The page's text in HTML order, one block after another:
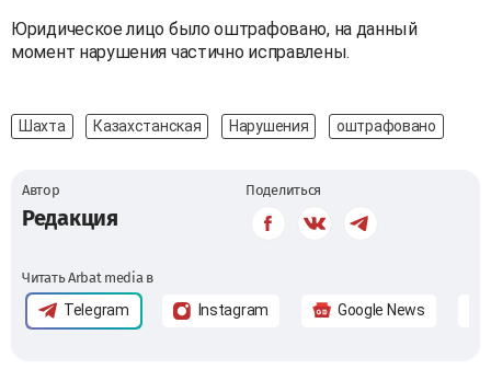
Юридическое лицо было оштрафовано, на данный
момент нарушения частично исправлены.
Шахта Казахстанская Нарушения оштрафовано
Автор
Редакция
Поделиться
Читать Arbat media в
Telegram Instagram Google News